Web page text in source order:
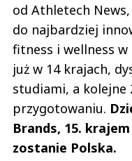
od Athletech
do najbardziej
fitness i wellness w
już w 14 krajach,
studiami, a kolejne
przygotowaniu.
Brands, 15.
zostanie Polska.